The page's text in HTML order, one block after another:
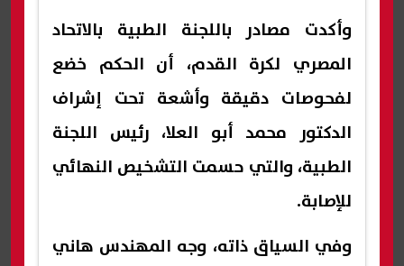
وأكدت مصادر باللجنة الطبية بالاتحاد
المصري لكرة القدم، أن الحكم خضع
لفحوصات دقيقة وأشعة تحت إشراف
الدكتور محمد أبو العلا، رئيس اللجنة
الطبية، والتي حسمت التشخيص النهائي
للإصابة.
وفي السياق ذاته، وجه المهندس هاني